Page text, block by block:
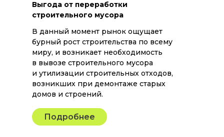
Выгода от переработки
строительного мусора
В данный момент рынок ощущает
бурный рост строительства по всему
миру, и возникает необходимость
в вывозе строительного мусора
и утилизации строительных отходов,
возникших при демонтаже старых
домов и строений.
Подробнее